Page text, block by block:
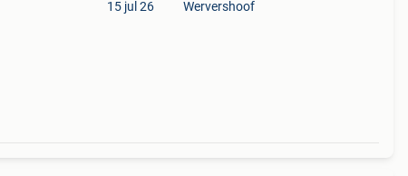
15 jul 26 Wervershoof